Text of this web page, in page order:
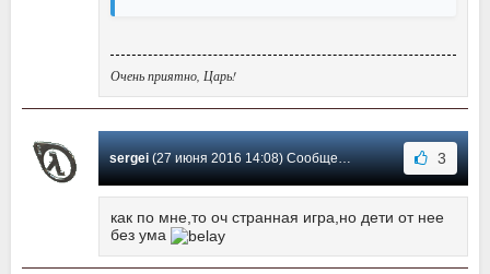
Очень приятно, Царь!
sergei(27 июня 2016 14:08) Сообщение #51 3
как по мне,то оч странная игра,но дети от нее
без ума